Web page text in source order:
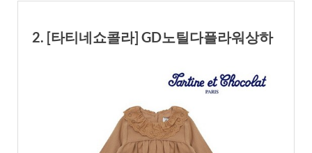
2. [타티네쇼콜라] GD노틸다플라워상하